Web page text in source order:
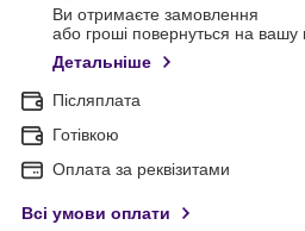
Ви отримаєте замовлення
або гроші повернуться на вашу
Детальніше
Післяплата
Готівкою
Оплата за реквізитами
Всі умови оплати